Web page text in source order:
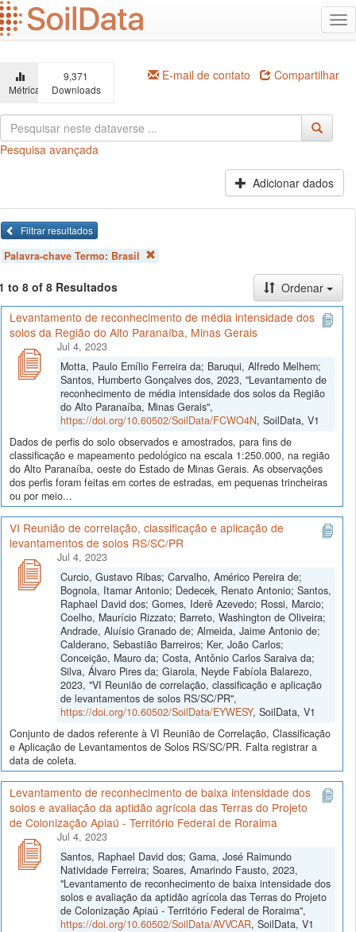
Ir
para
o
principal
Métricas
9,371
Downloads
E-mail de contato Compartilhar
Pesquisa avançada
Adicionar dados
Filtrar resultados
Palavra-chave Termo: Brasil
to 8 of 8 Resultados
Ordenar
Levantamento de reconhecimento de média intensidade dos
solos da Região do Alto Paranaíba, Minas Gerais
Jul 4, 2023
Motta, Paulo Emílio Ferreira da; Baruqui, Alfredo Melhem;
Santos, Humberto Gonçalves dos, 2023, "Levantamento de
reconhecimento de média intensidade dos solos da Região
do Alto Paranaíba, Minas Gerais",
https://doi.org/10.60502/SoilData/FCWO4N, SoilData, V1
Dados de perfis do solo observados e amostrados, para fins de
classificação e mapeamento pedológico na escala 1:250.000, na região
do Alto Paranaíba, oeste do Estado de Minas Gerais. As observações
dos perfis foram feitas em cortes de estradas, em pequenas trincheiras
ou por meio...
VI Reunião de correlação, classificação e aplicação de
levantamentos de solos RS/SC/PR
Jul 4, 2023
Curcio, Gustavo Ribas; Carvalho, Américo Pereira de;
Bognola, Itamar Antonio; Dedecek, Renato Antonio; Santos,
Raphael David dos; Gomes, Iderê Azevedo; Rossi, Marcio;
Coelho, Maurício Rizzato; Barreto, Washington de Oliveira;
Andrade, Aluísio Granado de; Almeida, Jaime Antonio de;
Calderano, Sebastião Barreiros; Ker, João Carlos;
Conceição, Mauro da; Costa, Antônio Carlos Saraiva da;
Silva, Álvaro Pires da; Giarola, Neyde Fabíola Balarezo,
2023, "VI Reunião de correlação, classificação e aplicação
de levantamentos de solos RS/SC/PR",
https://doi.org/10.60502/SoilData/EYWESY, SoilData, V1
Conjunto de dados referente à VI Reunião de Correlação, Classificação
e Aplicação de Levantamentos de Solos RS/SC/PR. Falta registrar a
data de coleta.
Levantamento de reconhecimento de baixa intensidade dos
solos e avaliação da aptidão agrícola das Terras do Projeto
de Colonização Apiaú - Território Federal de Roraima
Jul 4, 2023
Santos, Raphael David dos; Gama, José Raimundo
Natividade Ferreira; Soares, Amarindo Fausto, 2023,
"Levantamento de reconhecimento de baixa intensidade dos
solos e avaliação da aptidão agrícola das Terras do Projeto
de Colonização Apiaú - Território Federal de Roraima",
https://doi.org/10.60502/SoilData/AVVCAR, SoilData, V1